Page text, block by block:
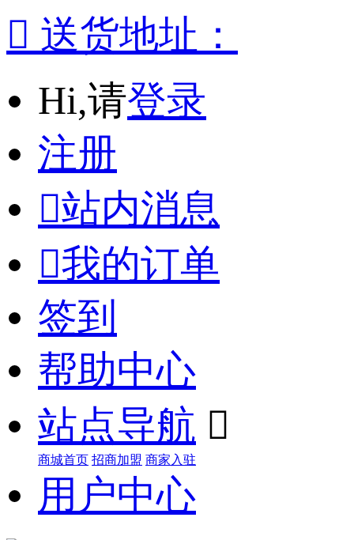
 送货地址：
Hi,请登录
注册
站内消息
我的订单
签到
帮助中心
站点导航 
商城首页 招商加盟 商家入驻
用户中心